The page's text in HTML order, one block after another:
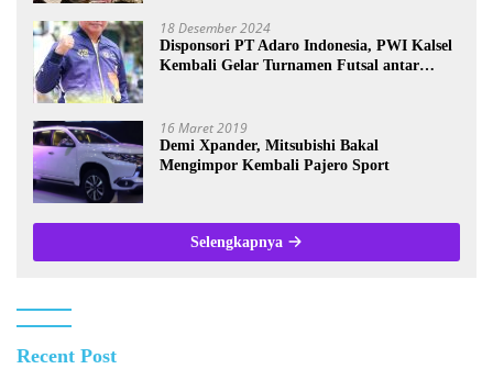
18 Desember 2024
Disponsori PT Adaro Indonesia, PWI Kalsel
Kembali Gelar Turnamen Futsal antar
16 Maret 2019
Demi Xpander, Mitsubishi Bakal
Mengimpor Kembali Pajero Sport
Selengkapnya
Recent Post